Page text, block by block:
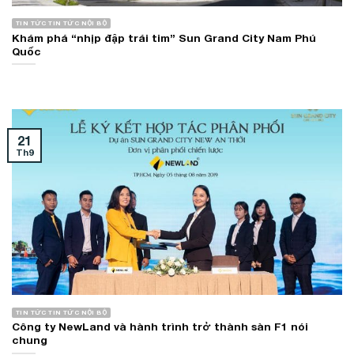
TIN TỨC TIN TỨC NỘI BỘ
Khám phá “nhịp đập trái tim” Sun Grand City Nam Phú
Quốc
TIN TỨC TIN TỨC NỘI BỘ
Công ty NewLand và hành trình trở thành sàn F1 nói
chung
21
Th9